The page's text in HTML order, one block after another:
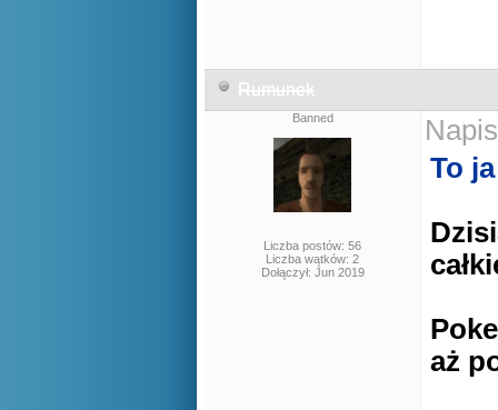
Rumunek
Banned
Liczba postów: 56
Liczba wątków: 2
Dołączył: Jun 2019
To
aż